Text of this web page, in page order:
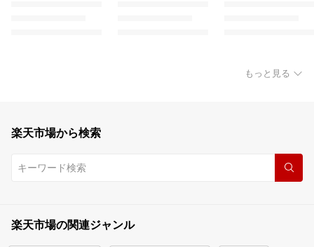
もっと見る
楽天市場から検索
楽天市場の関連ジャンル